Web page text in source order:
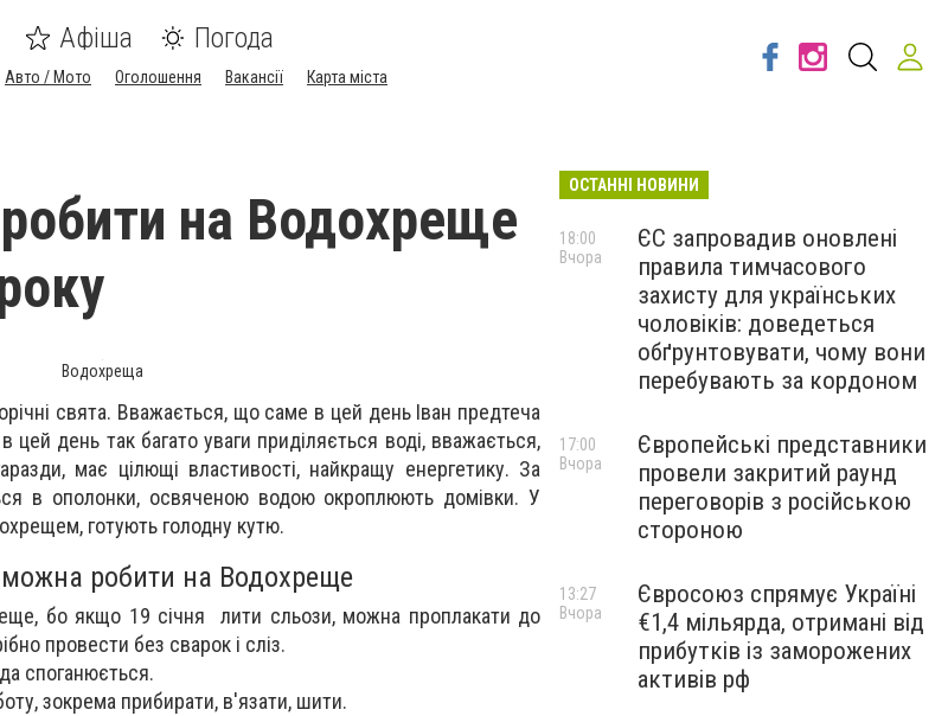
Афіша Погода
Авто / Мото Оголошення Вакансії Карта міста
на Водохреще
Водохреща
свята. Вважається, що саме в цей день Іван предтеча
цей день так багато уваги приділяється воді, вважається,
має цілющі властивості, найкращу енергетику. За
в ополонки, освяченою водою окроплюють домівки. У
готують голодну кутю.
робити на Водохреще
бо якщо 19 січня лити сльози, можна проплакати до
провести без сварок і сліз.
споганюється.
зокрема прибирати, в'язати, шити.
ОСТАННІ НОВИНИ
ЄС запровадив оновлені
правила тимчасового
захисту для українських
чоловіків: доведеться
обґрунтовувати, чому вони
перебувають за кордоном
18:00
Вчора
Європейські представники
провели закритий раунд
переговорів з російською
стороною
17:00
Вчора
Євросоюз спрямує Україні
€1,4 мільярда, отримані від
прибутків із заморожених
активів рф
13:27
Вчора